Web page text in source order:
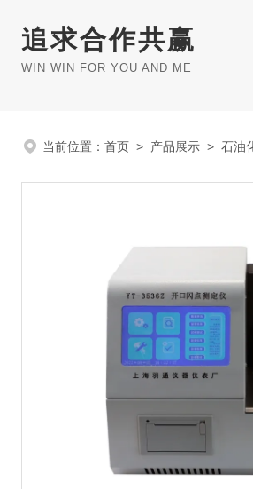
追求合作共赢
WIN WIN FOR YOU AND ME
当前位置： 首页 > 产品展示 > 石油